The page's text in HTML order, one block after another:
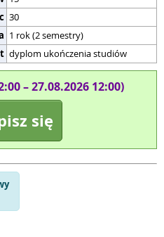
30
1 rok (2 semestry)
dyplom ukończenia studiów
– 27.08.2026 12:00)
się